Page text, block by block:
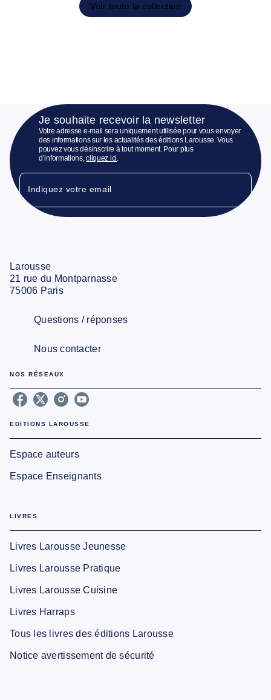
Voir toute la collection
Je souhaite recevoir la newsletter
Votre adresse e-mail sera uniquement utilisée pour vous envoyer
des informations sur les actualités des éditions Larousse. Vous
pouvez vous désinscrire à tout moment. Pour plus
d’informations,cliquez ici
Indiquez votre email
Larousse
21 rue du Montparnasse
75006 Paris
Questions / réponses
Nous contacter
NOS RÉSEAUX
EDITIONS LAROUSSE
Espace auteurs
Espace Enseignants
LIVRES
Livres Larousse Jeunesse
Livres Larousse Pratique
Livres Larousse Cuisine
Livres Harraps
Tous les livres des éditions Larousse
Notice avertissement de sécurité